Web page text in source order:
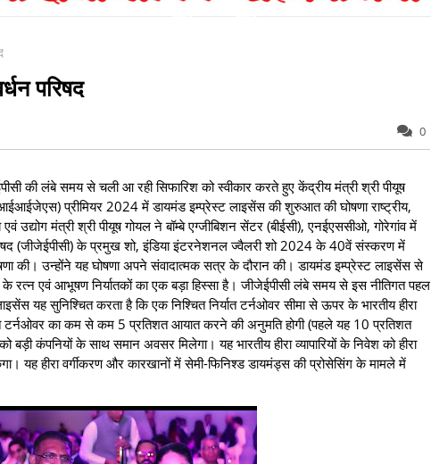
परिषद
0
की लंबे समय से चली आ रही सिफारिश को स्वीकार करते हुए केंद्रीय मंत्री श्री पीयूष
प्रीमियर 2024 में डायमंड इम्प्रेस्ट लाइसेंस की शुरुआत की घोषणा राष्ट्रीय,
उद्योग मंत्री श्री पीयूष गोयल ने बॉम्बे एग्जीबिशन सेंटर (बीईसी), एनईएससीओ, गोरेगांव में
(जीजेईपीसी) के प्रमुख शो, इंडिया इंटरनेशनल ज्वैलरी शो 2024 के 40वें संस्करण में
की। उन्होंने यह घोषणा अपने संवादात्मक सत्र के दौरान की। डायमंड इम्प्रेस्ट लाइसेंस से
के रत्न एवं आभूषण निर्यातकों का एक बड़ा हिस्सा है। जीजेईपीसी लंबे समय से इस नीतिगत पहल
यह सुनिश्चित करता है कि एक निश्चित निर्यात टर्नओवर सीमा से ऊपर के भारतीय हीरा
टर्नओवर का कम से कम 5 प्रतिशत आयात करने की अनुमति होगी (पहले यह 10 प्रतिशत
बड़ी कंपनियों के साथ समान अवसर मिलेगा। यह भारतीय हीरा व्यापारियों के निवेश को हीरा
यह हीरा वर्गीकरण और कारखानों में सेमी-फिनिश्ड डायमंड्स की प्रोसेसिंग के मामले में